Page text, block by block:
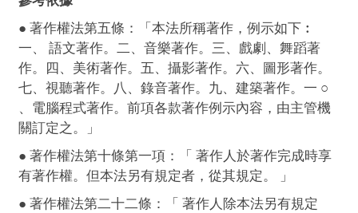
● 著作權法第五條：「本法所稱著作，例示如下︰
一、 語文著作。二、音樂著作。三、戲劇、舞蹈著
作。四、美術著作。五、攝影著作。六、圖形著作。
七、視聽著作。八、錄音著作。九、建築著作。一 ○
、電腦程式著作。前項各款著作例示內容，由主管機
關訂定之。」
● 著作權法第十條第一項：「 著作人於著作完成時享
有著作權。但本法另有規定者，從其規定。 」
● 著作權法第二十二條：「 著作人除本法另有規定